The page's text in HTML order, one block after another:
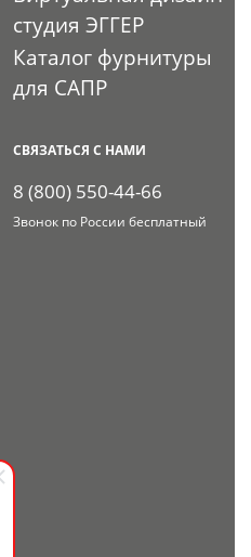
студия ЭГГЕР
Каталог фурнитуры
для САПР
СВЯЗАТЬСЯ С НАМИ
8 (800) 550-44-66
Звонок по России бесплатный